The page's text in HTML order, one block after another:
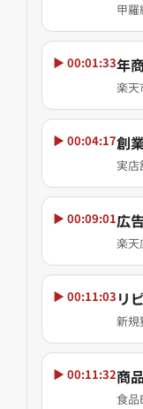
甲
▶ 00:01:33年
楽天
▶ 00:04:17創
実
▶ 00:09:01広
楽天
▶ 00:11:03 リ
新規
▶ 00:11:32商
食品